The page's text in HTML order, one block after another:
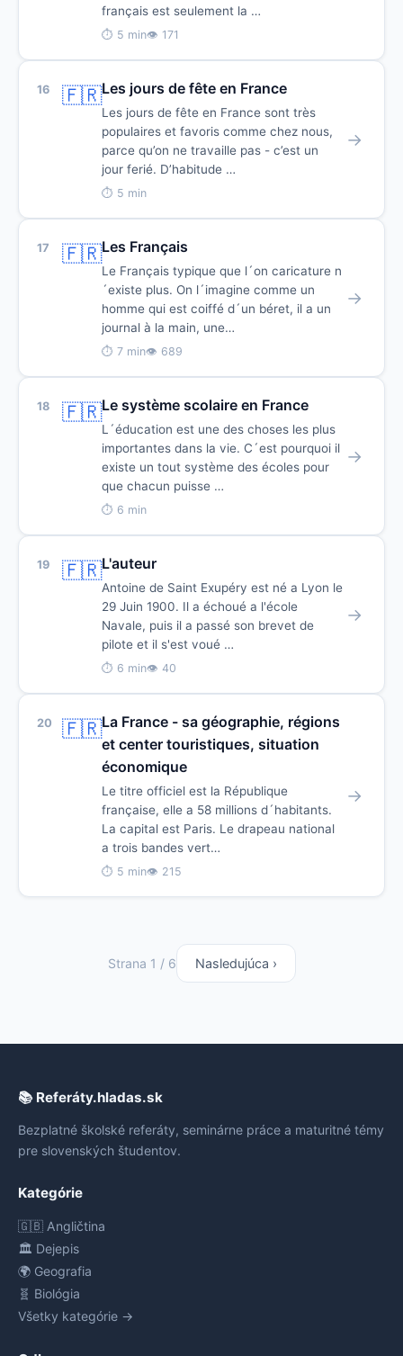
français est seulement la …
⏱ 5 min👁 171
16 🇫🇷Les jours de fête en France
Les jours de fête en France sont très
populaires et favoris comme chez nous,
parce qu’on ne travaille pas - c’est un
jour ferié. D’habitude …
⏱ 5 min
→
17 🇫🇷Les Français
Le Français typique que l´on caricature n
´existe plus. On l´imagine comme un
homme qui est coiffé d´un béret, il a un
journal à la main, une…
⏱ 7 min👁 689
→
18 🇫🇷Le système scolaire en France
L´éducation est une des choses les plus
importantes dans la vie. C´est pourquoi il
existe un tout système des écoles pour
que chacun puisse …
⏱ 6 min
→
19 🇫🇷L'auteur
Antoine de Saint Exupéry est né a Lyon le
29 Juin 1900. Il a échoué a l'école
Navale, puis il a passé son brevet de
pilote et il s'est voué …
⏱ 6 min👁 40
→
20 🇫🇷La France - sa géographie, régions
et center touristiques, situation
économique
Le titre officiel est la République
française, elle a 58 millions d´habitants.
La capital est Paris. Le drapeau national
a trois bandes vert…
⏱ 5 min👁 215
→
Strana 1 / 6 Nasledujúca ›
📚 Referáty.hladas.sk
Bezplatné školské referáty, seminárne práce a maturitné témy
pre slovenských študentov.
Kategórie
🇬🇧 Angličtina
🏛️ Dejepis
🌍 Geografia
🧬 Biológia
Všetky kategórie →